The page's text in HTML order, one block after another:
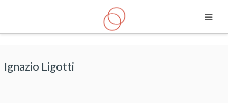
Ignazio Ligotti